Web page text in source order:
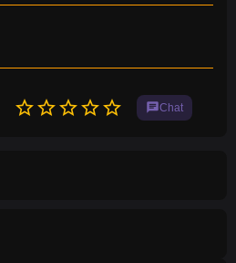
star_borderstar_borderstar_borderstar_borderstar_border chatChat